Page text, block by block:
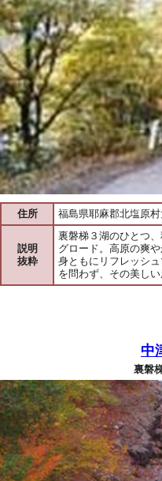
住所 福島県耶麻郡北塩原
説明
抜粋
裏磐梯３湖のひとつ
グロード。高原の爽
身ともにリフレッシ
を問わず、その美し
中
裏磐